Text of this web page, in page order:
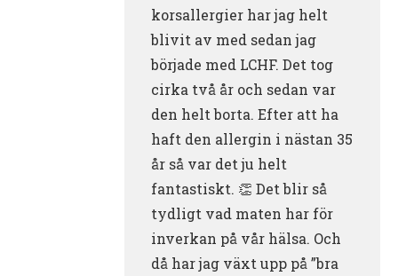
korsallergier har jag helt
blivit av med sedan jag
började med LCHF. Det tog
cirka två år och sedan var
den helt borta. Efter att ha
haft den allergin i nästan 35
år så var det ju helt
fantastiskt. 👏 Det blir så
tydligt vad maten har för
inverkan på vår hälsa. Och
då har jag växt upp på ”bra